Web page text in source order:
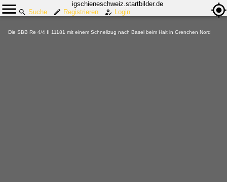
igschieneschweiz.startbilder.de
Suche
Registrieren Login
Die SBB Re 4/4 II 11181 mit einem Schnellzug nach Basel beim Halt in Grenchen Nord